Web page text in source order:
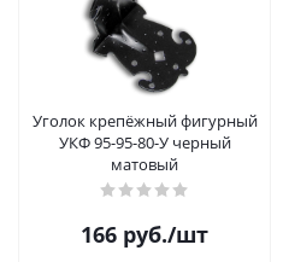
Уголок крепёжный фигурный
УКФ 95-95-80-У черный
матовый
166 руб./шт